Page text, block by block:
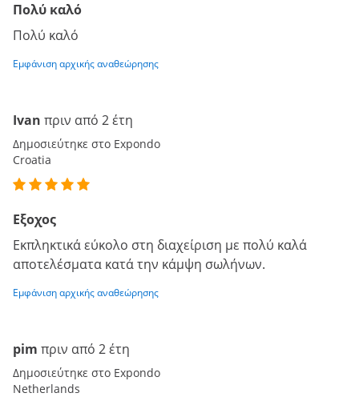
Πολύ καλό
Πολύ καλό
Εμφάνιση αρχικής αναθεώρησης
Ivan πριν από 2 έτη
Δημοσιεύτηκε στο Expondo
Croatia
Εξοχος
Εκπληκτικά εύκολο στη διαχείριση με πολύ καλά
αποτελέσματα κατά την κάμψη σωλήνων.
Εμφάνιση αρχικής αναθεώρησης
pim πριν από 2 έτη
Δημοσιεύτηκε στο Expondo
Netherlands